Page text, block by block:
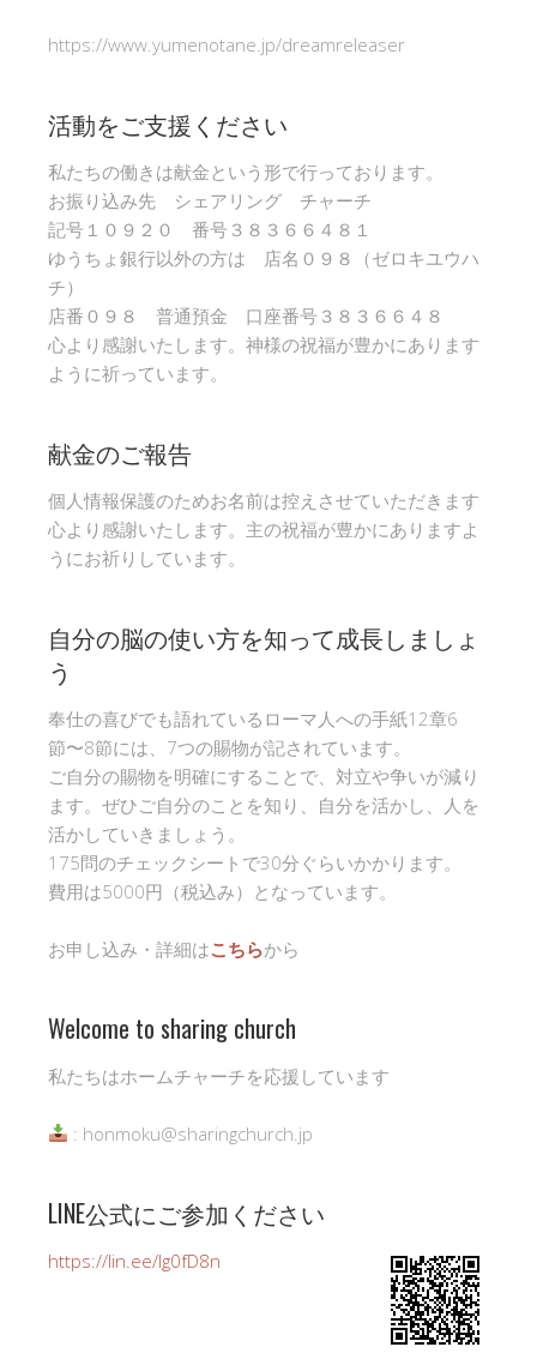
https://www.yumenotane.jp/dreamreleaser
活動をご支援ください
私たちの働きは献金という形で行っております。
お振り込み先 シェアリング チャーチ
記号１０９２０ 番号３８３６６４８１
ゆうちょ銀行以外の方は 店名０９８（ゼロキユウハ
チ）
店番０９８ 普通預金 口座番号３８３６６４８
心より感謝いたします。神様の祝福が豊かにあります
ように祈っています。
献金のご報告
個人情報保護のためお名前は控えさせていただきます
心より感謝いたします。主の祝福が豊かにありますよ
うにお祈りしています。
自分の脳の使い方を知って成長しましょ
う
奉仕の喜びでも語れているローマ人への手紙12章6
節〜8節には、7つの賜物が記されています。
ご自分の賜物を明確にすることで、対立や争いが減り
ます。ぜひご自分のことを知り、自分を活かし、人を
活かしていきましょう。
175問のチェックシートで30分ぐらいかかります。
費用は5000円（税込み）となっています。
お申し込み・詳細はこちらから
Welcome to sharing church
私たちはホームチャーチを応援しています
: honmoku@sharingchurch.jp
LINE公式にご参加ください
https://lin.ee/Ig0fD8n